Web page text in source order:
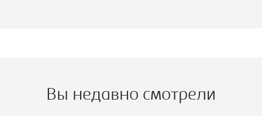
Вы недавно смотрели